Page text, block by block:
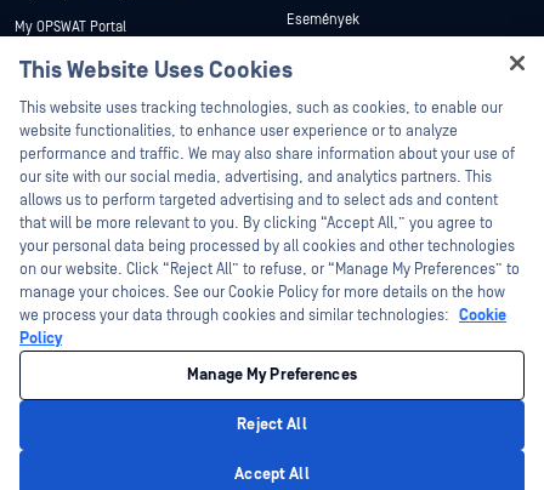
My OPSWAT Portal
Műszaki dokumentáció
Képzések
Biztonsági sebezhetőségi program
Partnerek
Tanúsítvány
Technológiai partnerek
Channel partner program
Események
Fehér könyvek
©2026 OPSWAT . Minden jog fenntartva. OPSWAT, MetaDefender, Metascan,
MetaAccess, az OPSWAT , Trust no File. Trust No Device., OPSWAT , Protecting the
World's Critical Infrastructure, Deep CDR™ Technology, InQuest, az InQuest logó,
DFI, RetroHunt, Deep File Inspection és Join the Hunt az OPSWAT védjegyei. A
harmadik felek védjegyei a megfelelő tulajdonosok tulajdonát képezik.
Cookie beállítások kezelése
This Website Uses Cookies
This website uses tracking technologies, such as cookies, to enable our
website functionalities, to enhance user experience or to analyze
performance and traffic. We may also share information about your use of
our site with our social media, advertising, and analytics partners. This
allows us to perform targeted advertising and to select ads and content
that will be more relevant to you. By clicking “Accept All,” you agree to
your personal data being processed by all cookies and other technologies
on our website. Click “Reject All” to refuse, or “Manage My Preferences” to
manage your choices. See our Cookie Policy for more details on the how
we process your data through cookies and similar technologies: Cookie
Policy
Manage My Preferences
Reject All
Accept All
Hey there!
I'm Ozzy, your OPSWAT virtual assistant.
How can I help you secure what's critical
today?